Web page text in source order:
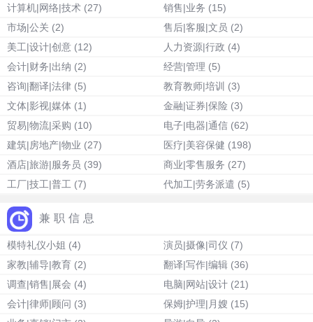
计算机|网络|技术 (27) 销售|业务 (15)
市场|公关 (2) 售后|客服|文员 (2)
美工|设计|创意 (12) 人力资源|行政 (4)
会计|财务|出纳 (2) 经营|管理 (5)
咨询|翻译|法律 (5) 教育教师|培训 (3)
文体|影视|媒体 (1) 金融|证券|保险 (3)
贸易|物流|采购 (10) 电子|电器|通信 (62)
建筑|房地产|物业 (27) 医疗|美容保健 (198)
酒店|旅游|服务员 (39) 商业|零售服务 (27)
工厂|技工|普工 (7) 代加工|劳务派遣 (5)
兼职信息
模特礼仪小姐 (4) 演员|摄像|司仪 (7)
家教|辅导|教育 (2) 翻译|写作|编辑 (36)
调查|销售|展会 (4) 电脑|网站|设计 (21)
会计|律师|顾问 (3) 保姆|护理|月嫂 (15)